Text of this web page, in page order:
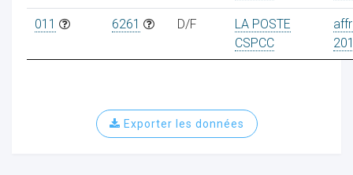
011 6261 D/F
LA POSTE
CSPCC
Exporter les données